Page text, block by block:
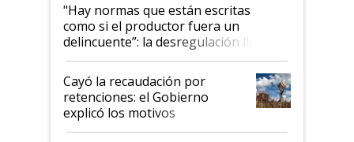
"Hay normas que están escritas
como si el productor fuera un
delincuente”: la desregulación llegó
al Congreso Aapresid y hasta se
habló del financiamiento al IPCVA
Cayó la recaudación por
retenciones: el Gobierno
explicó los motivos